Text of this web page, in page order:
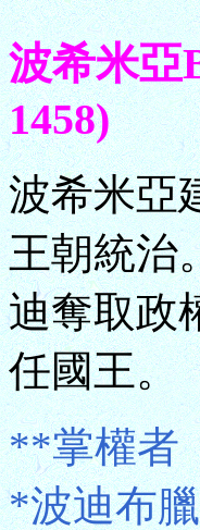
波希米亞
1458)
波希米亞
王朝統治
迪奪取政
任國王。
**掌權者
*波迪布